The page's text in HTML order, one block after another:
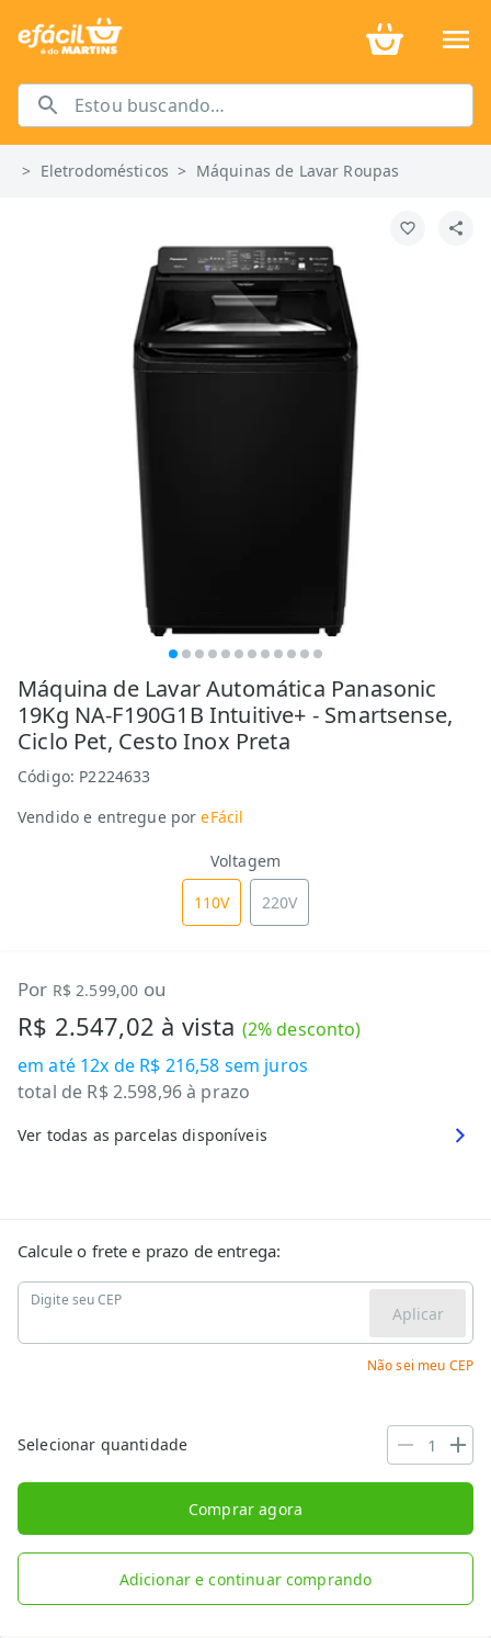
> Eletrodomésticos > Máquinas de Lavar Roupas
Máquina de Lavar Automática Panasonic
19Kg NA-F190G1B Intuitive+ - Smartsense,
Ciclo Pet, Cesto Inox Preta
Código: P2224633
Vendido e entregue por eFácil
Voltagem
110V
220V
Por R$ 2.599,00 ou
R$ 2.547,02 à vista (2% desconto)
em até 12x de R$ 216,58 sem juros
total de R$ 2.598,96à prazo
Ver todas as parcelas disponíveis
Calcule o frete e prazo de entrega:
Digite seu CEP
Aplicar
Não sei meu CEP
Selecionar quantidade
Comprar agora
Adicionar e continuar comprando